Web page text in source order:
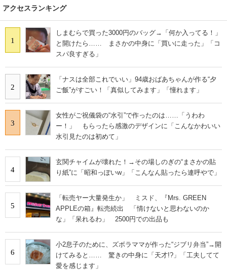
アクセスランキング
1
しまむらで買った3000円のバッグ→「何か入ってる！」
と開けたら…… まさかの中身に「買いに走った」「コ
スパ良すぎる」
2
「ナスは全部これでいい」94歳おばあちゃんが作る“夕
ご飯”がすごい！「真似してみます」「憧れます」
3
女性がご祝儀袋の“水引”で作ったのは……「うわわ
ー！」 もらったら感激のデザインに「こんなかわいい
水引見たのは初めて」
4
玄関チャイムが壊れた！→その場しのぎの“まさかの貼
り紙”に「昭和っぽいw」「こんなん貼ったら連呼やで」
5
「転売ヤー大量発生か」 ミスド、『Mrs. GREEN
APPLEの箱』転売続出 「情けないと思わないのか
な」「呆れるわ」 2500円での出品も
6
小2息子のために、ズボラママが作った“ジブリ弁当”→開
けてみると…… 驚きの中身に「天才!?」「工夫してて
愛を感じます」